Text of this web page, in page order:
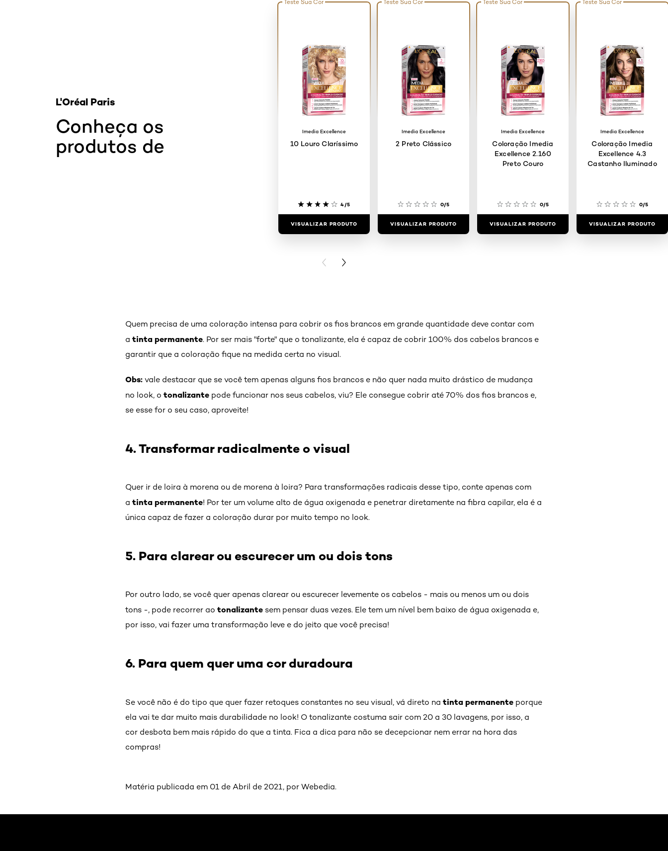
Conheça os
produtos de
L'Oréal Paris
Teste Sua Cor
Imedia Excellence
10 Louro Claríssimo
4/5
VISUALIZAR PRODUTO
Teste Sua Cor
Imedia Excellence
2 Preto Clássico
0/5
VISUALIZAR PRODUTO
Teste Sua Cor
Imedia Excellence
Coloração Imedia
Excellence 2.160
Preto Couro
0/5
VISUALIZAR PRODUTO
Teste Sua Cor
Imedia Excellence
Coloração Imedia
Excellence 4.3
Castanho Iluminado
0/5
VISUALIZAR PRODUTO
PREVIOUS CARD
NEXT CARD
Quem precisa de uma coloração intensa para cobrir os fios brancos em grande quantidade deve contar com
a tinta permanente. Por ser mais "forte" que o tonalizante, ela é capaz de cobrir 100% dos cabelos brancos e
garantir que a coloração fique na medida certa no visual.
Obs: vale destacar que se você tem apenas alguns fios brancos e não quer nada muito drástico de mudança
no look, o tonalizante pode funcionar nos seus cabelos, viu? Ele consegue cobrir até 70% dos fios brancos e,
se esse for o seu caso, aproveite!
4. Transformar radicalmente o visual
Quer ir de loira à morena ou de morena à loira? Para transformações radicais desse tipo, conte apenas com
a tinta permanente! Por ter um volume alto de água oxigenada e penetrar diretamente na fibra capilar, ela é a
única capaz de fazer a coloração durar por muito tempo no look.
5. Para clarear ou escurecer um ou dois tons
Por outro lado, se você quer apenas clarear ou escurecer levemente os cabelos - mais ou menos um ou dois
tons -, pode recorrer ao tonalizante sem pensar duas vezes. Ele tem um nível bem baixo de água oxigenada e,
por isso, vai fazer uma transformação leve e do jeito que você precisa!
6. Para quem quer uma cor duradoura
Se você não é do tipo que quer fazer retoques constantes no seu visual, vá direto na tinta permanente porque
ela vai te dar muito mais durabilidade no look! O tonalizante costuma sair com 20 a 30 lavagens, por isso, a
cor desbota bem mais rápido do que a tinta. Fica a dica para não se decepcionar nem errar na hora das
compras!
Matéria publicada em 01 de Abril de 2021, por Webedia.